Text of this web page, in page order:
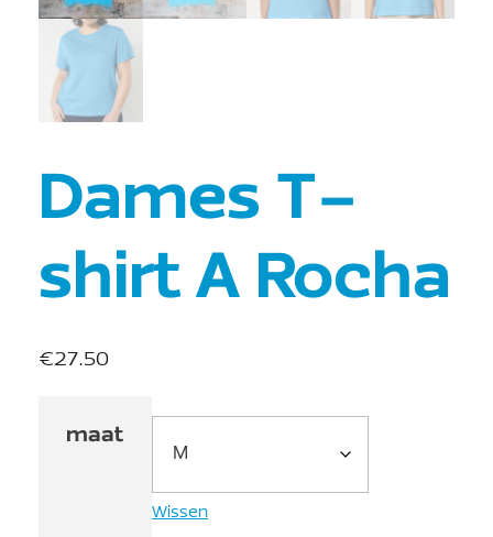
Dames T-
shirt A Rocha
€27.50
maat
Wissen